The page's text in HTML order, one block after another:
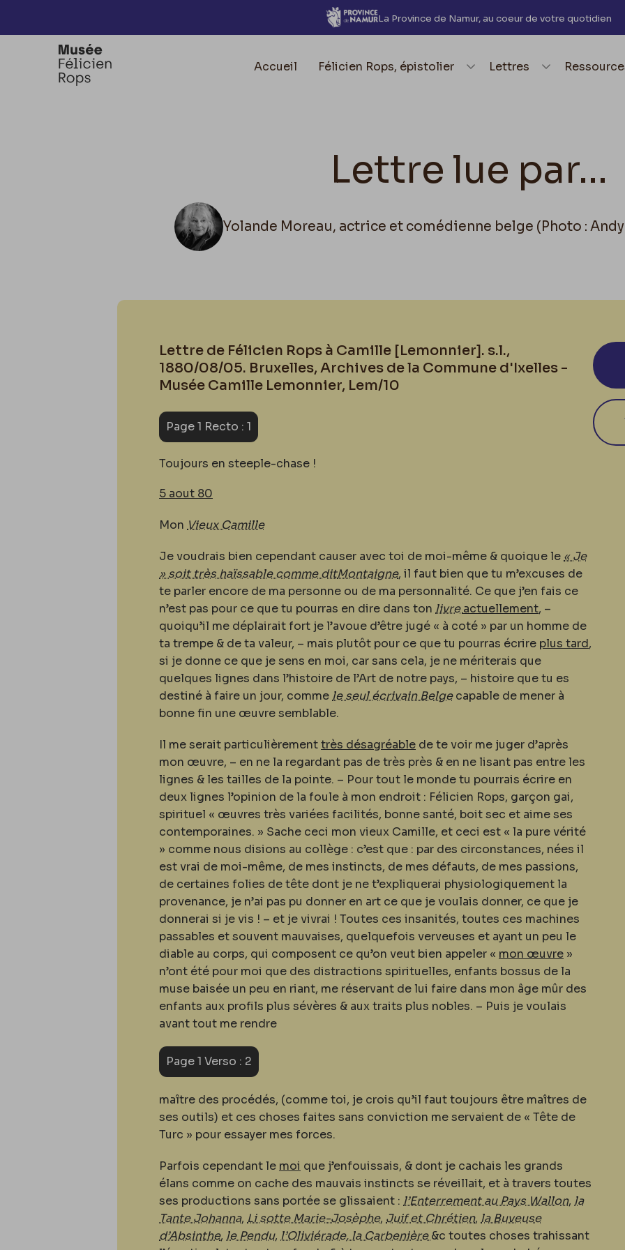
La Province de Namur, au coeur de votre quotidien
Accueil element.menu.open_menu
Félicien Rops, épistolier Lettres
Lettre lue par...
Yolande Moreau, actrice et comédienne belge (Photo :
Lettre de Félicien Rops à Camille [Lemonnier]. s.l.,
1880/08/05. Bruxelles, Archives de la Commune d'Ixelles -
Musée Camille Lemonnier, Lem/10
Page 1 Recto : 1
Toujours en steeple-chase !
5 aout 80
Mon Vieux Camille
Je voudrais bien cependant causer avec toi de moi-même & quoique le « Je
» soit très haïssable comme ditMontaigne, il faut bien que tu m’excuses de
te parler encore de ma personne ou de ma personnalité. Ce que j’en fais ce
n’est pas pour ce que tu pourras en dire dans ton livreactuellement, –
quoiqu’il me déplairait fort je l’avoue d’être jugé « à coté » par un homme de
ta trempe & de ta valeur, – mais plutôt pour ce que tu pourras écrire plus tard,
si je donne ce que je sens en moi, car sans cela, je ne mériterais que
quelques lignes dans l’histoire de l’Art de notre pays, – histoire que tu es
destiné à faire un jour, comme le seul écrivain Belgecapable de mener à
bonne fin une œuvre semblable.
Il me serait particulièrementtrès désagréable de te voir me juger d’après
mon œuvre, – en ne la regardant pas de très près & en ne lisant pas entre les
lignes & les tailles de la pointe. – Pour tout le monde tu pourrais écrire en
deux lignes l’opinion de la foule à mon endroit : Félicien Rops, garçon gai,
spirituel « œuvres très variées facilités, bonne santé, boit sec et aime ses
contemporaines. » Sache ceci mon vieux Camille, et ceci est « la pure vérité
» comme nous disions au collège : c’est que : par des circonstances, nées il
est vrai de moi-même, de mes instincts, de mes défauts, de mes passions,
de certaines folies de tête dont je ne t’expliquerai physiologiquement la
provenance, je n’ai pas pu donner en art ce que je voulais donner, ce que je
donnerai si je vis ! – et je vivrai ! Toutes ces insanités, toutes ces machines
passables et souvent mauvaises, quelquefois verveuses et ayant un peu le
diable au corps, qui composent ce qu’on veut bien appeler « mon œuvre »
n’ont été pour moi que des distractions spirituelles, enfants bossus de la
muse baisée un peu en riant, me réservant de lui faire dans mon âge mûr des
enfants aux profils plus sévères & aux traits plus nobles. – Puis je voulais
avant tout me rendre
Page 1 Verso : 2
maître des procédés, (comme toi, je crois qu’il faut toujours être maîtres de
ses outils) et ces choses faites sans conviction me servaient de « Tête de
Turc » pour essayer mes forces.
Parfois cependant le moi que j’enfouissais, & dont je cachais les grands
élans comme on cache des mauvais instincts se réveillait, et à travers toutes
ses productions sans portée se glissaient : l’Enterrement au Pays Wallon, la
Tante Johanna, Li sotte Marie-Josèphe, Juif et Chrétien, la Buveuse
d’Absinthe, le Pendu, l’Oliviérade, la Carbenière&c toutes choses trahissant